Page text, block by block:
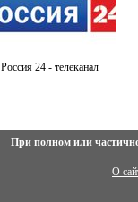
Россия 24 - телеканал
При полном или
О